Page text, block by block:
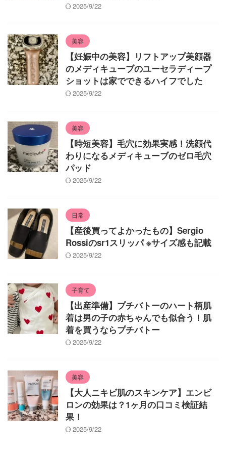
2025/9/22
美容
【妊娠中の美容】リフトアップ美顔器
のメディキューブのユーセラディープ
ショットは家でできるハイフでした
2025/9/22
美容
【時短美容】毛穴に効果実感！洗顔代
わりになるメディキューブのゼロ毛穴
パッド
2025/9/22
日常
【産後買ってよかったもの】Sergio
Rossiのsr1スリッパ ※サイズ感も記載
2025/9/22
子育て
【出産準備】プチバトーのハート柄肌
着は男の子の赤ちゃんでも似合う！肌
着を買うならプチバトー
2025/9/22
美容
【大人ニキビ肌のスキンケア】エンビ
ロンの効果は？1ヶ月の口コミ検証結
果！
2025/9/22